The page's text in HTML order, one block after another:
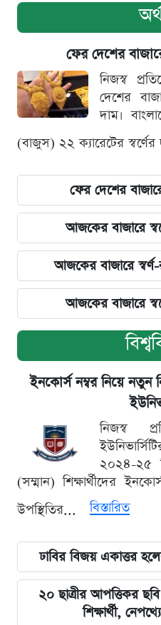
ফের দেশের
নিজস্ব
দেশের
দাম।
(বাজুস) ২২ ক্যারেটের
ফের দেশের
আজকের বাজারে
আজকের বাজারে
আজকের বাজারে
ইনকোর্স নম্বর নিয়ে নতুন
নিজস্ব
২০২৪-২৫
(সম্মান) শিক্ষার্থীদের
উপস্থিতির...
বিস্তারিত
ঢাবির বিজয় একাত্তর
২০ ছাত্রীর আপত্তিকর
শিক্ষার্থী,